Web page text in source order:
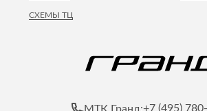
СХЕМЫ ТЦ
МТК Гранд:+7 (495)